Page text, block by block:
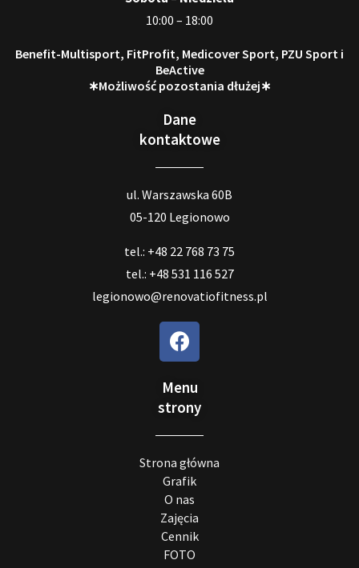
10:00 – 18:00
Benefit-Multisport, FitProfit, Medicover Sport, PZU Sport i
BeActive
∗Możliwość pozostania dłużej∗
Dane
kontaktowe
ul. Warszawska 60B
05-120 Legionowo
tel.: +48 22 768 73 75
tel.: +48 531 116 527
legionowo@renovatiofitness.pl
Menu
strony
Strona główna
Grafik
O nas
Zajęcia
Cennik
FOTO